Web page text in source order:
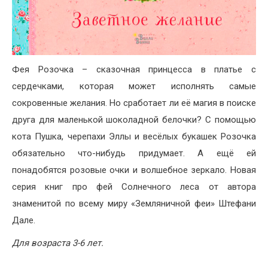
Фея Розочка – сказочная принцесса в платье с
сердечками, которая может исполнять самые
сокровенные желания. Но сработает ли её магия в поиске
друга для маленькой шоколадной белочки? С помощью
кота Пушка, черепахи Эллы и весёлых букашек Розочка
обязательно что-нибудь придумает. А ещё ей
понадобятся розовые очки и волшебное зеркало. Новая
серия книг про фей Солнечного леса от автора
знаменитой по всему миру «Земляничной феи» Штефани
Дале.
Для возраста 3-6 лет.